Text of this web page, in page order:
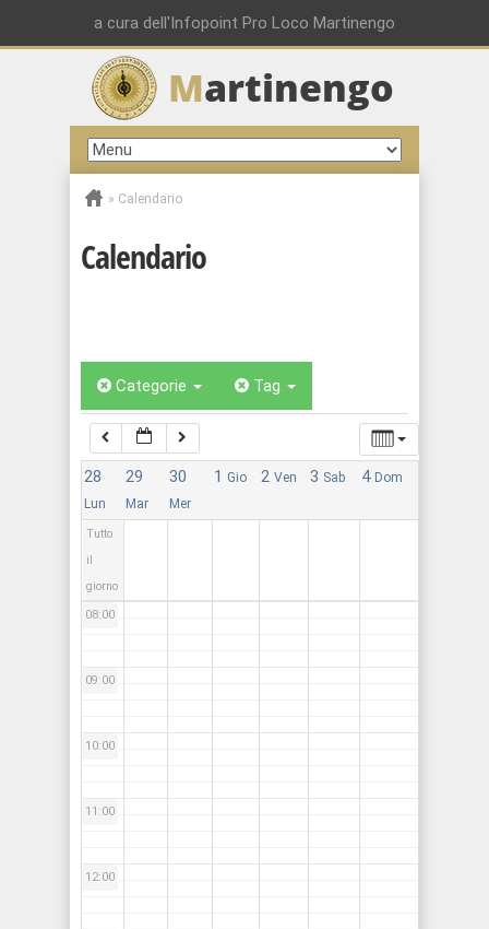
a cura dell'Infopoint Pro Loco Martinengo
Martinengo
» Calendario
Calendario
Categorie Tag
28
Lun
29
Mar
30
Mer
1 Gio 2 Ven 3 Sab 4 Dom
Tutto
il
giorno
00:00
01:00
05:00
06:00
08:00
09:00
10:00
11:00
12:00